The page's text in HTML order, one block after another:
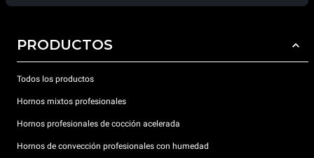
PRODUCTOS
Todos los productos
Hornos mixtos profesionales
Hornos profesionales de cocción acelerada
Hornos de convección profesionales con humedad